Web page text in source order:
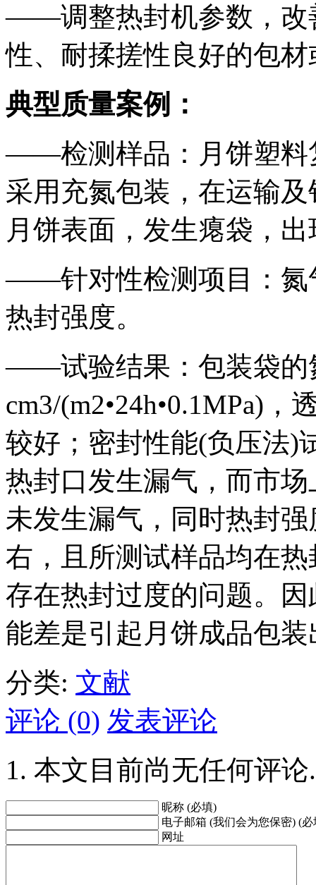
——调整热封机参数，改
性、耐揉搓性良好的包
典型质量案例：
——检测样品：月饼塑料
采用充氮包装，在运输
月饼表面，发生瘪袋，
——针对性检测项目：氮
热封强度。
——试验结果：包装袋的
cm3/(m2•24h•0.1MPa)
较好；密封性能(负压法)
热封口发生漏气，而市
未发生漏气，同时热封
右，且所测试样品均在
存在热封过度的问题。
能差是引起月饼成品包
分类: 文献
评论 (0) 发表评论
本文目前尚无任何评论.
昵称 (必填)
电子邮箱 (我们会为您保密) (必
网址